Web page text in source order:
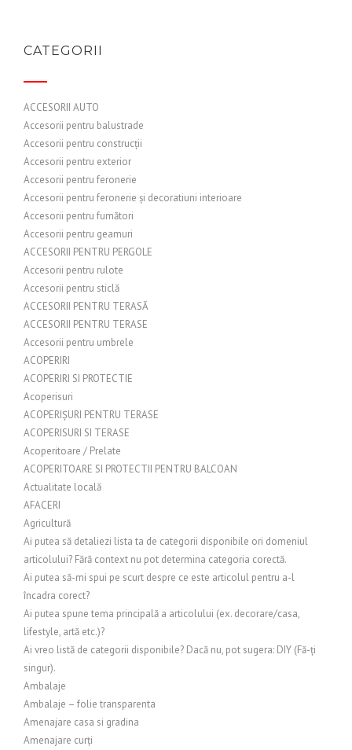
CATEGORII
ACCESORII AUTO
Accesorii pentru balustrade
Accesorii pentru construcții
Accesorii pentru exterior
Accesorii pentru feronerie
Accesorii pentru feronerie și decoratiuni interioare
Accesorii pentru fumători
Accesorii pentru geamuri
ACCESORII PENTRU PERGOLE
Accesorii pentru rulote
Accesorii pentru sticlă
ACCESORII PENTRU TERASĂ
ACCESORII PENTRU TERASE
Accesorii pentru umbrele
ACOPERIRI
ACOPERIRI SI PROTECTIE
Acoperisuri
ACOPERIȘURI PENTRU TERASE
ACOPERISURI SI TERASE
Acoperitoare / Prelate
ACOPERITOARE SI PROTECTII PENTRU BALCOAN
Actualitate locală
AFACERI
Agricultură
Ai putea să detaliezi lista ta de categorii disponibile ori domeniul
articolului? Fără context nu pot determina categoria corectă.
Ai putea să-mi spui pe scurt despre ce este articolul pentru a-l
încadra corect?
Ai putea spune tema principală a articolului (ex. decorare/casa,
lifestyle, artă etc.)?
Ai vreo listă de categorii disponibile? Dacă nu, pot sugera: DIY (Fă-ți
singur).
Ambalaje
Ambalaje – folie transparenta
Amenajare casa si gradina
Amenajare curți